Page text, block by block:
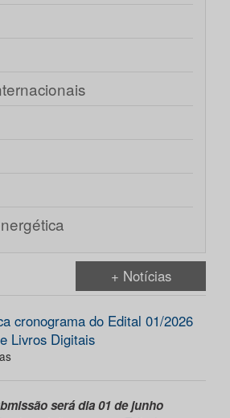
+ Notícias
cronograma do Edital 01/2026
Livros Digitais
será dia 01 de junho